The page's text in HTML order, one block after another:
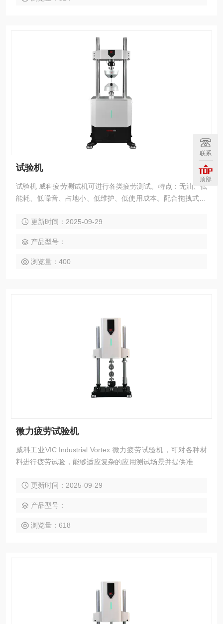
试验机
试验机 威科疲劳测试机可进行各类疲劳测试。特点：无油、低
能耗、低噪音、占地小、低维护、低使用成本。配合拖拽式Vo
测试场景并提供准确的测试结果。
更新时间：2025-09-29
产品型号：
浏览量：400
微力疲劳试验机
威科工业VIC Industrial Vortex 微力疲劳试验机，可对各种材
料进行疲劳试验，能够适应复杂的应用测试场景并提供准确的
更新时间：2025-09-29
产品型号：
浏览量：618
联系
顶部